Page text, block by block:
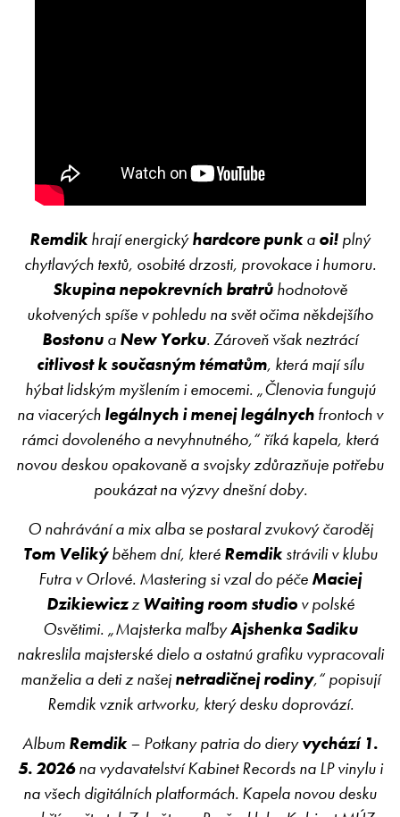
Remdik hrají energickýhardcore punk a oi! plný
chytlavých textů, osobité drzosti, provokace i humoru.
Skupina nepokrevních bratrů hodnotově
ukotvených spíše v pohledu na svět očima někdejšího
Bostonu a New Yorku. Zároveň však neztrácí
citlivost k současným tématům, která mají sílu
hýbat lidským myšlením i emocemi. „Členovia fungujú
na viacerých legálnych i menej legálnych frontoch v
rámci dovoleného a nevyhnutného,“ říká kapela, která
novou deskou opakovaně a svojsky zdůrazňuje potřebu
poukázat na výzvy dnešní doby.
O nahrávání a mix alba se postaral zvukový čaroděj
Tom Velikýběhem dní, které Remdikstrávili v klubu
Futra v Orlové. Mastering si vzal do péče Maciej
DzikiewiczzWaiting room studiov polské
Osvětimi. „Majsterka maľbyAjshenka Sadiku
nakreslila majsterské dielo a ostatnú grafiku vypracovali
manželia a deti z našejnetradičnej rodiny,“ popisují
Remdik vznik artworku, který desku doprovází.
Album Remdik – Potkany patria do dieryvychází 1.
5. 2026na vydavatelství Kabinet Records na LP vinylu i
na všech digitálních platformách. Kapela novou desku